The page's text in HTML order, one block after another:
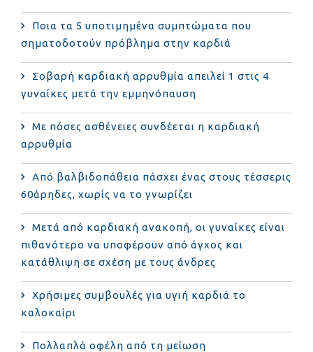
Ποια τα 5 υποτιμημένα συμπτώματα που
σηματοδοτούν πρόβλημα στην καρδιά
Σοβαρή καρδιακή αρρυθμία απειλεί 1 στις 4
γυναίκες μετά την εμμηνόπαυση
Με πόσες ασθένειες συνδέεται η καρδιακή
αρρυθμία
Από βαλβιδοπάθεια πάσχει ένας στους τέσσερις
60άρηδες, χωρίς να το γνωρίζει
Μετά από καρδιακή ανακοπή, οι γυναίκες είναι
πιθανότερο να υποφέρουν από άγχος και
κατάθλιψη σε σχέση με τους άνδρες
Χρήσιμες συμβουλές για υγιή καρδιά το
καλοκαίρι
Πολλαπλά οφέλη από τη μείωση